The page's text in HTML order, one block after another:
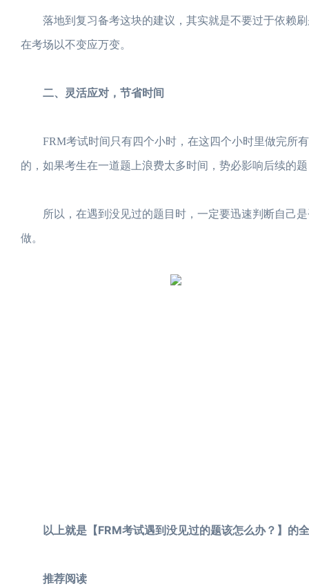
落地到复习备考这块的建议，其实就是不要过于依赖刷
在考场以不变应万变。
二、灵活应对，节省时间
FRM考试时间只有四个小时，在这四个小时里做完所有
的，如果考生在一道题上浪费太多时间，势必影响后续的
所以，在遇到没见过的题目时，一定要迅速判断自己是
做。
以上就是【FRM考试遇到没见过的题该怎么办？】的
推荐阅读